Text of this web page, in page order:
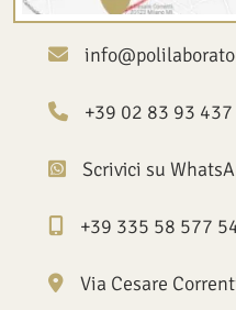
+39 02 83 93 437
Scrivici su
+39 335 58 577
Via Cesare